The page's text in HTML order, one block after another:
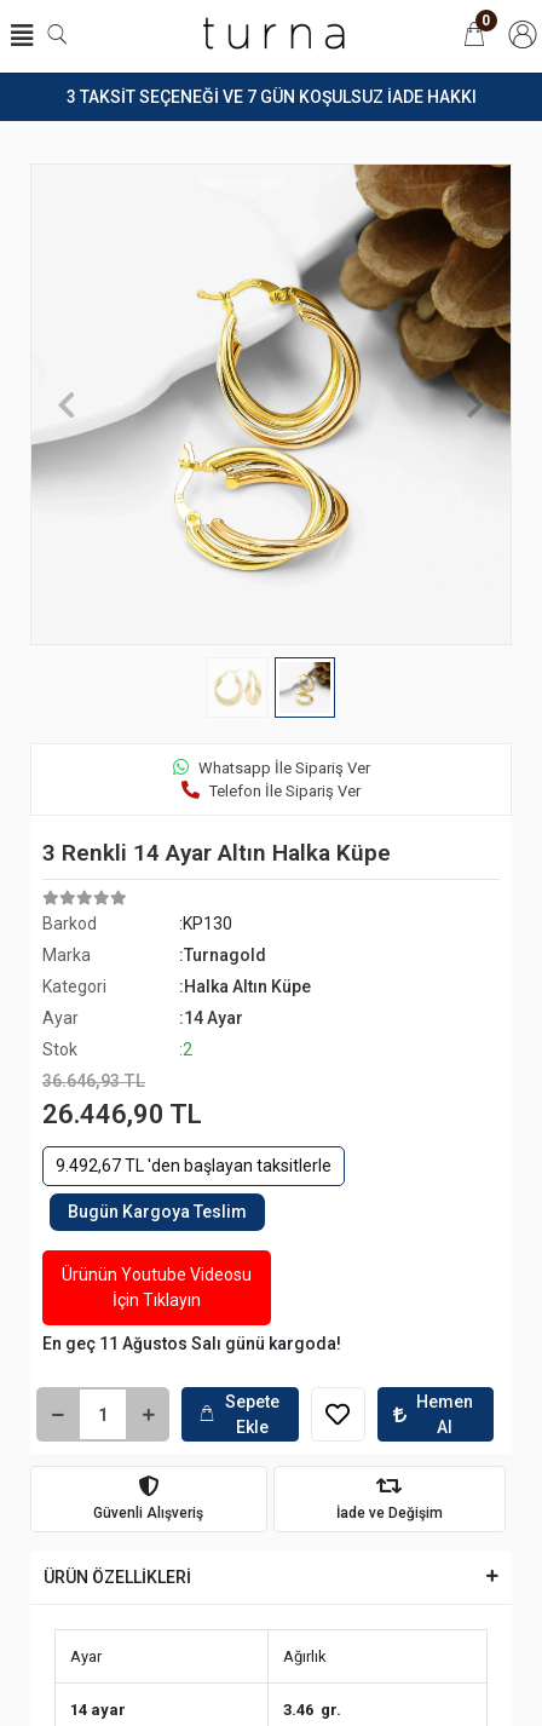
3 TAKSİT SEÇENEĞİ VE 7 GÜN KOŞULSUZ İADE HAKKI
0
Whatsapp İle Sipariş Ver
Telefon İle Sipariş Ver
3 Renkli 14 Ayar Altın Halka Küpe
Barkod
:KP130
Marka
:Turnagold
Kategori
:Halka Altın Küpe
Ayar
:14 Ayar
Stok
:2
36.646,93 TL
26.446,90 TL
9.492,67 TL 'den başlayan taksitlerle
Bugün Kargoya Teslim
Ürünün Youtube Videosu
İçin Tıklayın
En geç 11 Ağustos Salı günü kargoda!
Sepete
Ekle
Hemen
Al
Güvenli Alışveriş İade ve Değişim
ÜRÜN ÖZELLİKLERİ
Ayar Ağırlık
14 ayar 3.46 gr.